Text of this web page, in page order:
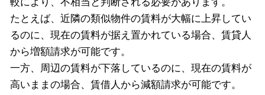
較により、不相当と判断される必要があります。
たとえば、近隣の類似物件の賃料が大幅に上昇してい
るのに、現在の賃料が据え置かれている場合、賃貸人
から増額請求が可能です。
一方、周辺の賃料が下落しているのに、現在の賃料が
高いままの場合、賃借人から減額請求が可能です。